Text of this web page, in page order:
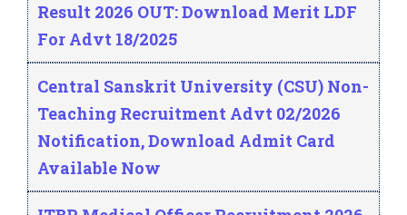
Result 2026 OUT: Download Merit LDF
For Advt 18/2025
Central Sanskrit University (CSU) Non-
Teaching Recruitment Advt 02/2026
Notification, Download Admit Card
Available Now